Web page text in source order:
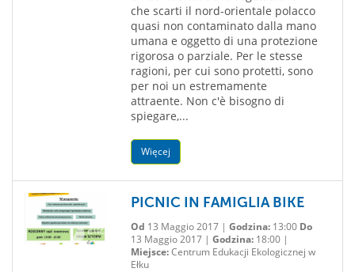
che scarti il nord-orientale polacco
quasi non contaminato dalla mano
umana e oggetto di una protezione
rigorosa o parziale. Per le stesse
ragioni, per cui sono protetti, sono
per noi un estremamente
attraente. Non c'è bisogno di
spiegare,...
Więcej
PICNIC IN FAMIGLIA BIKE
Od 13 Maggio 2017 | Godzina:13:00 Do
13 Maggio 2017 | Godzina:18:00 |
Miejsce:Centrum Edukacji Ekologicznej w
Ełku